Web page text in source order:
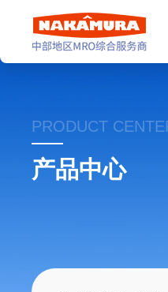
PRODUCT
产品中心